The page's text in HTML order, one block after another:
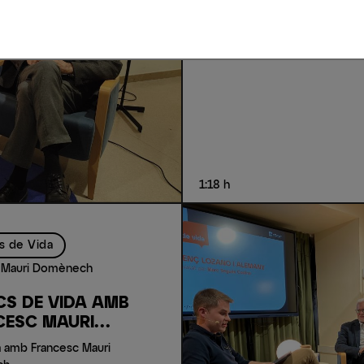
1:18 h
de Vida
Mauri Domènech
DE VIDA AMB
MAURI
amb Francesc Mauri